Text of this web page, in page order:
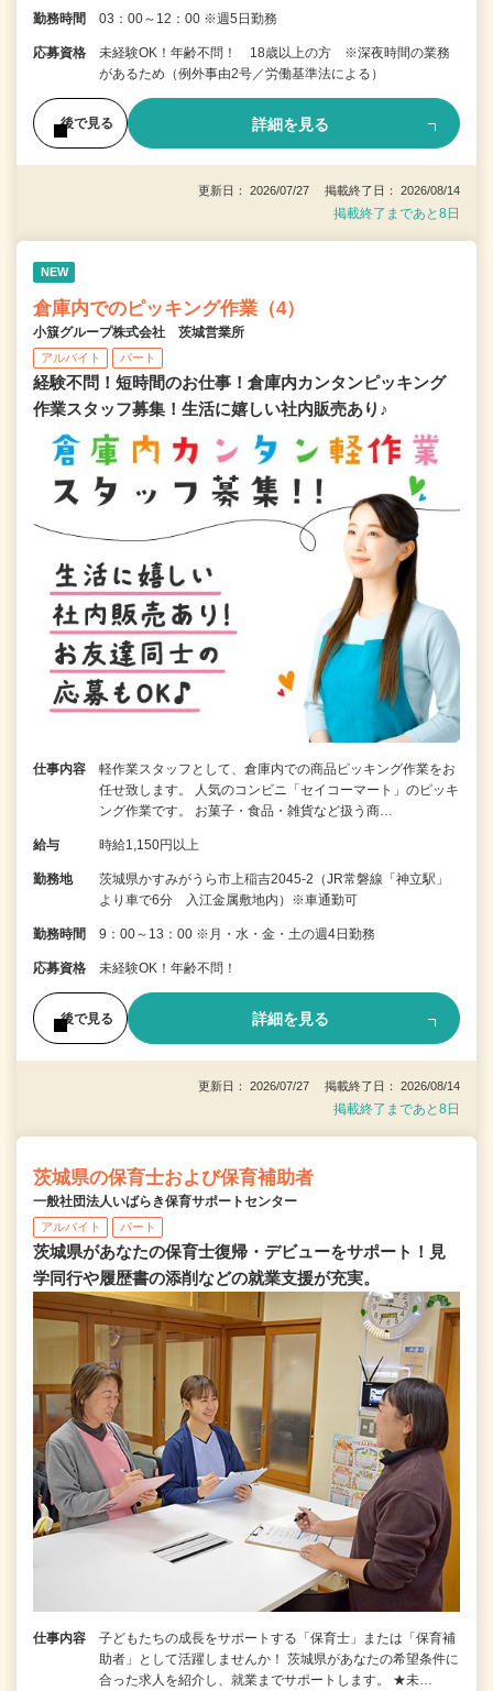
勤務時間 03：00～12：00 ※週5日勤務
応募資格
未経験OK！年齢不問！ 18歳以上の方 ※深夜時間の業務
があるため（例外事由2号／労働基準法による）
後で見る 詳細を見る
更新日： 2026/07/27 掲載終了日： 2026/08/14
掲載終了まであと8日
NEW
倉庫内でのピッキング作業（4）
小簱グループ株式会社 茨城営業所
アルバイト パート
経験不問！短時間のお仕事！倉庫内カンタンピッキング
作業スタッフ募集！生活に嬉しい社内販売あり♪
仕事内容
軽作業スタッフとして、倉庫内での商品ピッキング作業をお
任せ致します。 人気のコンビニ「セイコーマート」のピッキ
ング作業です。 お菓子・食品・雑貨など扱う商…
給与 時給1,150円以上
勤務地
茨城県かすみがうら市上稲吉2045-2（JR常磐線「神立駅」
より車で6分 入江金属敷地内）※車通勤可
勤務時間 9：00～13：00 ※月・水・金・土の週4日勤務
応募資格 未経験OK！年齢不問！
後で見る 詳細を見る
更新日： 2026/07/27 掲載終了日： 2026/08/14
掲載終了まであと8日
茨城県の保育士および保育補助者
一般社団法人いばらき保育サポートセンター
アルバイト パート
茨城県があなたの保育士復帰・デビューをサポート！見
学同行や履歴書の添削などの就業支援が充実。
仕事内容
子どもたちの成長をサポートする「保育士」または「保育補
助者」として活躍しませんか！ 茨城県があなたの希望条件に
合った求人を紹介し、就業までサポートします。 ★未…